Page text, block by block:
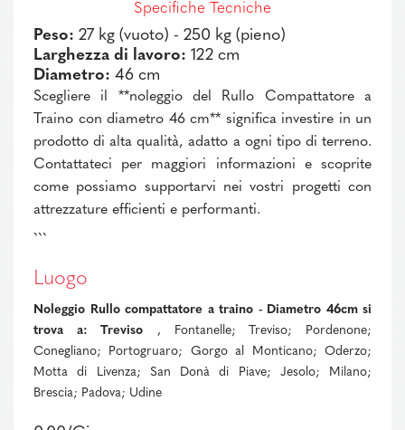
Specifiche Tecniche
Peso: 27 kg (vuoto) - 250 kg (pieno)
Larghezza di lavoro: 122 cm
Diametro: 46 cm
Scegliere il **noleggio del Rullo Compattatore a
Traino con diametro 46 cm** significa investire in un
prodotto di alta qualità, adatto a ogni tipo di terreno.
Contattateci per maggiori informazioni e scoprite
come possiamo supportarvi nei vostri progetti con
attrezzature efficienti e performanti.
```
Luogo
Noleggio Rullo compattatore a traino - Diametro 46cm si
trova a: Treviso
, Fontanelle; Treviso; Pordenone;
Conegliano; Portogruaro; Gorgo al Monticano; Oderzo;
Motta di Livenza; San Donà di Piave; Jesolo; Milano;
Brescia; Padova; Udine